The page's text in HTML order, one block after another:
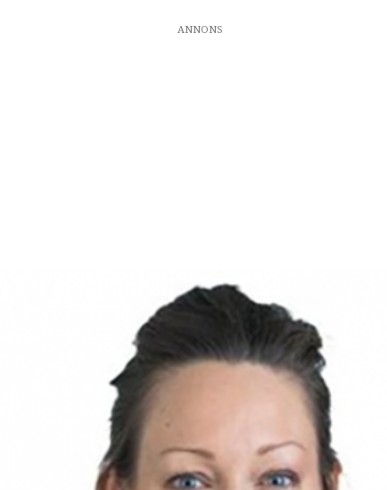
ANNONS